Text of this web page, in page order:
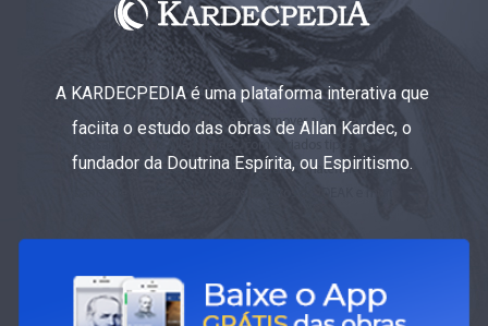
A KARDECPEDIA é uma plataforma interativa que
faciita o estudo das obras de Allan Kardec, o
fundador da Doutrina Espírita, ou Espiritismo.